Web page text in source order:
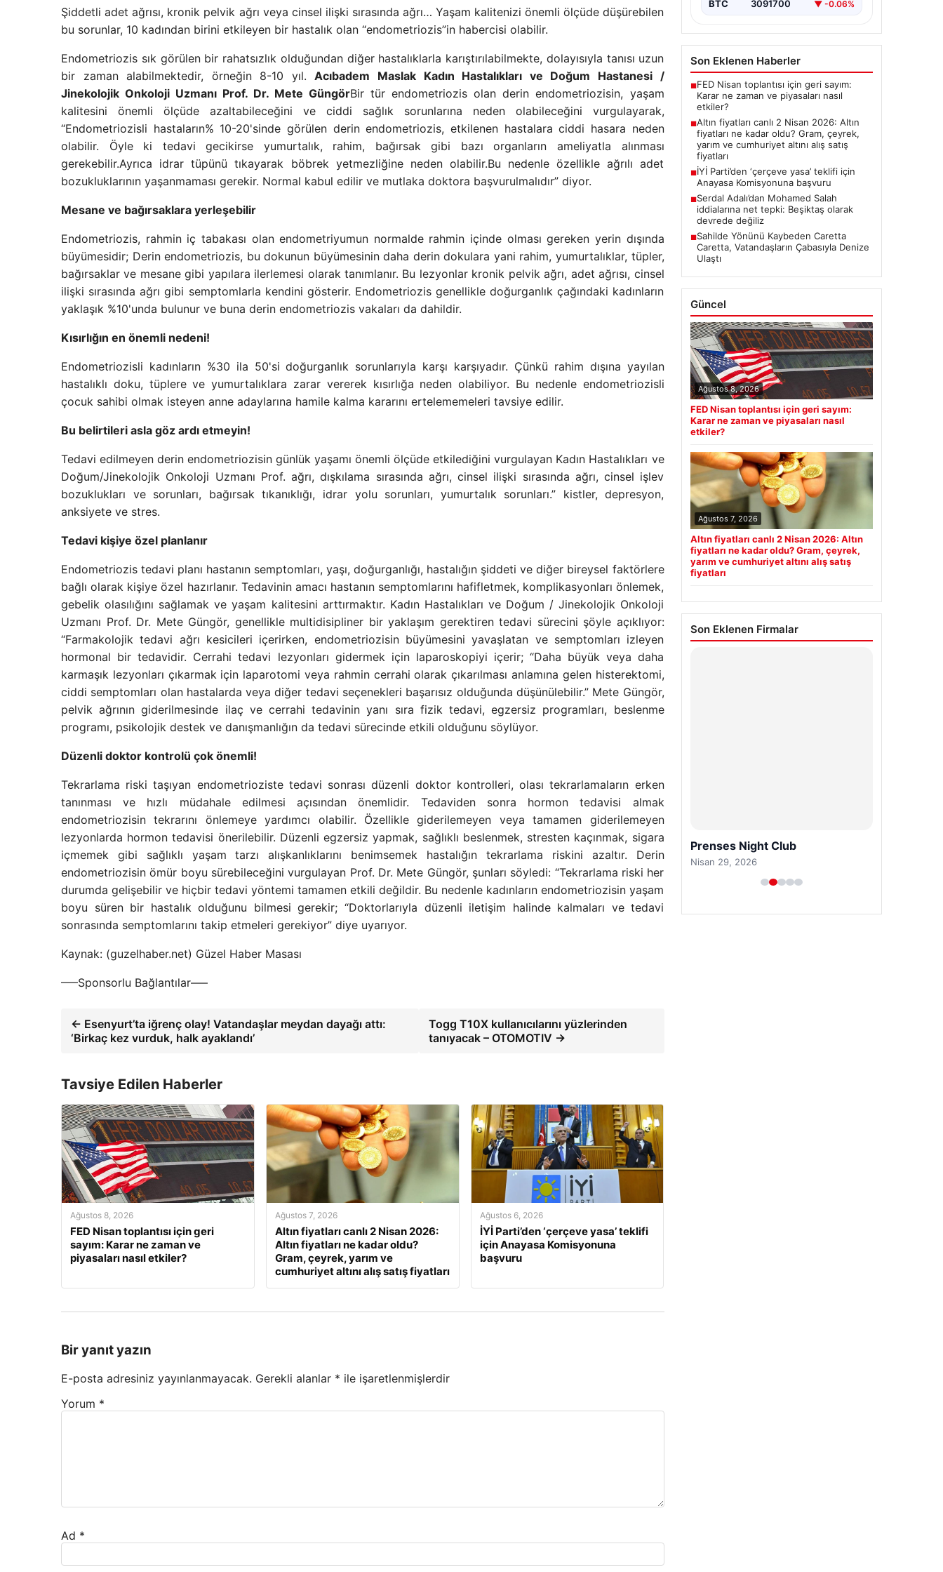
Şiddetli adet ağrısı, kronik pelvik ağrı veya cinsel ilişki sırasında ağrı… Yaşam kalitenizi önemli ölçüde düşürebilen
bu sorunlar, 10 kadından birini etkileyen bir hastalık olan “endometriozis”in habercisi olabilir.
Endometriozis sık görülen bir rahatsızlık olduğundan diğer hastalıklarla karıştırılabilmekte, dolayısıyla tanısı uzun
bir zaman alabilmektedir, örneğin 8-10 yıl.Acıbadem Maslak Kadın Hastalıkları ve Doğum Hastanesi /
Jinekolojik Onkoloji Uzmanı Prof. Dr. Mete GüngörBir tür endometriozis olan derin endometriozisin, yaşam
kalitesini önemli ölçüde azaltabileceğini ve ciddi sağlık sorunlarına neden olabileceğini vurgulayarak,
“Endometriozisli hastaların% 10-20'sinde görülen derin endometriozis, etkilenen hastalara ciddi hasara neden
olabilir. Öyle ki tedavi gecikirse yumurtalık, rahim, bağırsak gibi bazı organların ameliyatla alınması
gerekebilir.Ayrıca idrar tüpünü tıkayarak böbrek yetmezliğine neden olabilir.Bu nedenle özellikle ağrılı adet
bozukluklarının yaşanmaması gerekir. Normal kabul edilir ve mutlaka doktora başvurulmalıdır” diyor.
Mesane ve bağırsaklara yerleşebilir
Endometriozis, rahmin iç tabakası olan endometriyumun normalde rahmin içinde olması gereken yerin dışında
büyümesidir; Derin endometriozis, bu dokunun büyümesinin daha derin dokulara yani rahim, yumurtalıklar, tüpler,
bağırsaklar ve mesane gibi yapılara ilerlemesi olarak tanımlanır. Bu lezyonlar kronik pelvik ağrı, adet ağrısı, cinsel
ilişki sırasında ağrı gibi semptomlarla kendini gösterir. Endometriozis genellikle doğurganlık çağındaki kadınların
yaklaşık %10'unda bulunur ve buna derin endometriozis vakaları da dahildir.
Kısırlığın en önemli nedeni!
Endometriozisli kadınların %30 ila 50'si doğurganlık sorunlarıyla karşı karşıyadır. Çünkü rahim dışına yayılan
hastalıklı doku, tüplere ve yumurtalıklara zarar vererek kısırlığa neden olabiliyor. Bu nedenle endometriozisli
çocuk sahibi olmak isteyen anne adaylarına hamile kalma kararını ertelememeleri tavsiye edilir.
Bu belirtileri asla göz ardı etmeyin!
Tedavi edilmeyen derin endometriozisin günlük yaşamı önemli ölçüde etkilediğini vurgulayan Kadın Hastalıkları ve
Doğum/Jinekolojik Onkoloji Uzmanı Prof. ağrı, dışkılama sırasında ağrı, cinsel ilişki sırasında ağrı, cinsel işlev
bozuklukları ve sorunları, bağırsak tıkanıklığı, idrar yolu sorunları, yumurtalık sorunları.” kistler, depresyon,
anksiyete ve stres.
Tedavi kişiye özel planlanır
Endometriozis tedavi planı hastanın semptomları, yaşı, doğurganlığı, hastalığın şiddeti ve diğer bireysel faktörlere
bağlı olarak kişiye özel hazırlanır. Tedavinin amacı hastanın semptomlarını hafifletmek, komplikasyonları önlemek,
gebelik olasılığını sağlamak ve yaşam kalitesini arttırmaktır. Kadın Hastalıkları ve Doğum / Jinekolojik Onkoloji
Uzmanı Prof. Dr. Mete Güngör, genellikle multidisipliner bir yaklaşım gerektiren tedavi sürecini şöyle açıklıyor:
“Farmakolojik tedavi ağrı kesicileri içerirken, endometriozisin büyümesini yavaşlatan ve semptomları izleyen
hormonal bir tedavidir. Cerrahi tedavi lezyonları gidermek için laparoskopiyi içerir; “Daha büyük veya daha
karmaşık lezyonları çıkarmak için laparotomi veya rahmin cerrahi olarak çıkarılması anlamına gelen histerektomi,
ciddi semptomları olan hastalarda veya diğer tedavi seçenekleri başarısız olduğunda düşünülebilir.” Mete Güngör,
pelvik ağrının giderilmesinde ilaç ve cerrahi tedavinin yanı sıra fizik tedavi, egzersiz programları, beslenme
programı, psikolojik destek ve danışmanlığın da tedavi sürecinde etkili olduğunu söylüyor.
Düzenli doktor kontrolü çok önemli!
Tekrarlama riski taşıyan endometrioziste tedavi sonrası düzenli doktor kontrolleri, olası tekrarlamaların erken
tanınması ve hızlı müdahale edilmesi açısından önemlidir. Tedaviden sonra hormon tedavisi almak
endometriozisin tekrarını önlemeye yardımcı olabilir. Özellikle giderilemeyen veya tamamen giderilemeyen
lezyonlarda hormon tedavisi önerilebilir. Düzenli egzersiz yapmak, sağlıklı beslenmek, stresten kaçınmak, sigara
içmemek gibi sağlıklı yaşam tarzı alışkanlıklarını benimsemek hastalığın tekrarlama riskini azaltır. Derin
endometriozisin ömür boyu sürebileceğini vurgulayan Prof. Dr. Mete Güngör, şunları söyledi: “Tekrarlama riski her
durumda gelişebilir ve hiçbir tedavi yöntemi tamamen etkili değildir. Bu nedenle kadınların endometriozisin yaşam
boyu süren bir hastalık olduğunu bilmesi gerekir; “Doktorlarıyla düzenli iletişim halinde kalmaları ve tedavi
sonrasında semptomlarını takip etmeleri gerekiyor” diye uyarıyor.
Kaynak: (guzelhaber.net) Güzel Haber Masası
—–Sponsorlu Bağlantılar—–
← Esenyurt’ta iğrenç olay! Vatandaşlar meydan dayağı attı:
‘Birkaç kez vurduk, halk ayaklandı’
Togg T10X kullanıcılarını yüzlerinden
tanıyacak – OTOMOTIV →
Tavsiye Edilen Haberler
Ağustos 8, 2026
FED Nisan toplantısı için geri
sayım: Karar ne zaman ve
piyasaları nasıl etkiler?
Ağustos 7, 2026
Altın fiyatları canlı 2 Nisan 2026:
Altın fiyatları ne kadar oldu?
Gram, çeyrek, yarım ve
cumhuriyet altını alış satış fiyatları
Ağustos 6, 2026
İYİ Parti’den ‘çerçeve yasa’ teklifi
için Anayasa Komisyonuna
başvuru
Bir yanıt yazın
E-posta adresiniz yayınlanmayacak. Gerekli alanlar * ile işaretlenmişlerdir
Yorum *
Ad *
BTC 3091700 ▼ -0.06%
Son Eklenen Haberler
■FED Nisan toplantısı için geri sayım:
Karar ne zaman ve piyasaları nasıl
etkiler?
■Altın fiyatları canlı 2 Nisan 2026: Altın
fiyatları ne kadar oldu? Gram, çeyrek,
yarım ve cumhuriyet altını alış satış
fiyatları
■İYİ Parti’den ‘çerçeve yasa’ teklifi için
Anayasa Komisyonuna başvuru
■Serdal Adalı’dan Mohamed Salah
iddialarına net tepki: Beşiktaş olarak
devrede değiliz
■Sahilde Yönünü Kaybeden Caretta
Caretta, Vatandaşların Çabasıyla Denize
Ulaştı
Güncel
Ağustos 8, 2026
FED Nisan toplantısı için geri sayım:
Karar ne zaman ve piyasaları nasıl
etkiler?
Ağustos 7, 2026
Altın fiyatları canlı 2 Nisan 2026: Altın
fiyatları ne kadar oldu? Gram, çeyrek,
yarım ve cumhuriyet altını alış satış
fiyatları
Son Eklenen Firmalar
Prenses Night Club
Nisan 29, 2026